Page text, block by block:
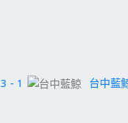
3 - 1 台中藍